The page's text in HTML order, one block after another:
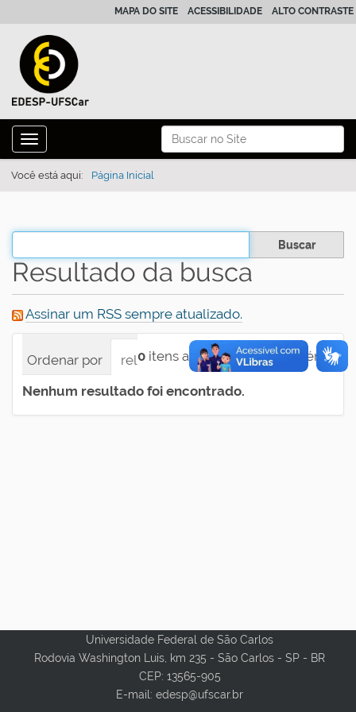
Busca
Busca Avançada…
MAPA DO SITE ACESSIBILIDADE ALTO CONTRASTE
Toggle navigation
Você está aqui: Página Inicial
Filtrar os resultados
Resultado da busca
Assinar um RSS sempre atualizado.
0 itens atendem ao seu critério.
Ordenar por relevância
data (mais recente
Nenhum resultado foi encontrado.
Universidade Federal de São Carlos
Rodovia Washington Luis, km 235 - São Carlos - SP - BR
CEP: 13565-905
E-mail: edesp@ufscar.br